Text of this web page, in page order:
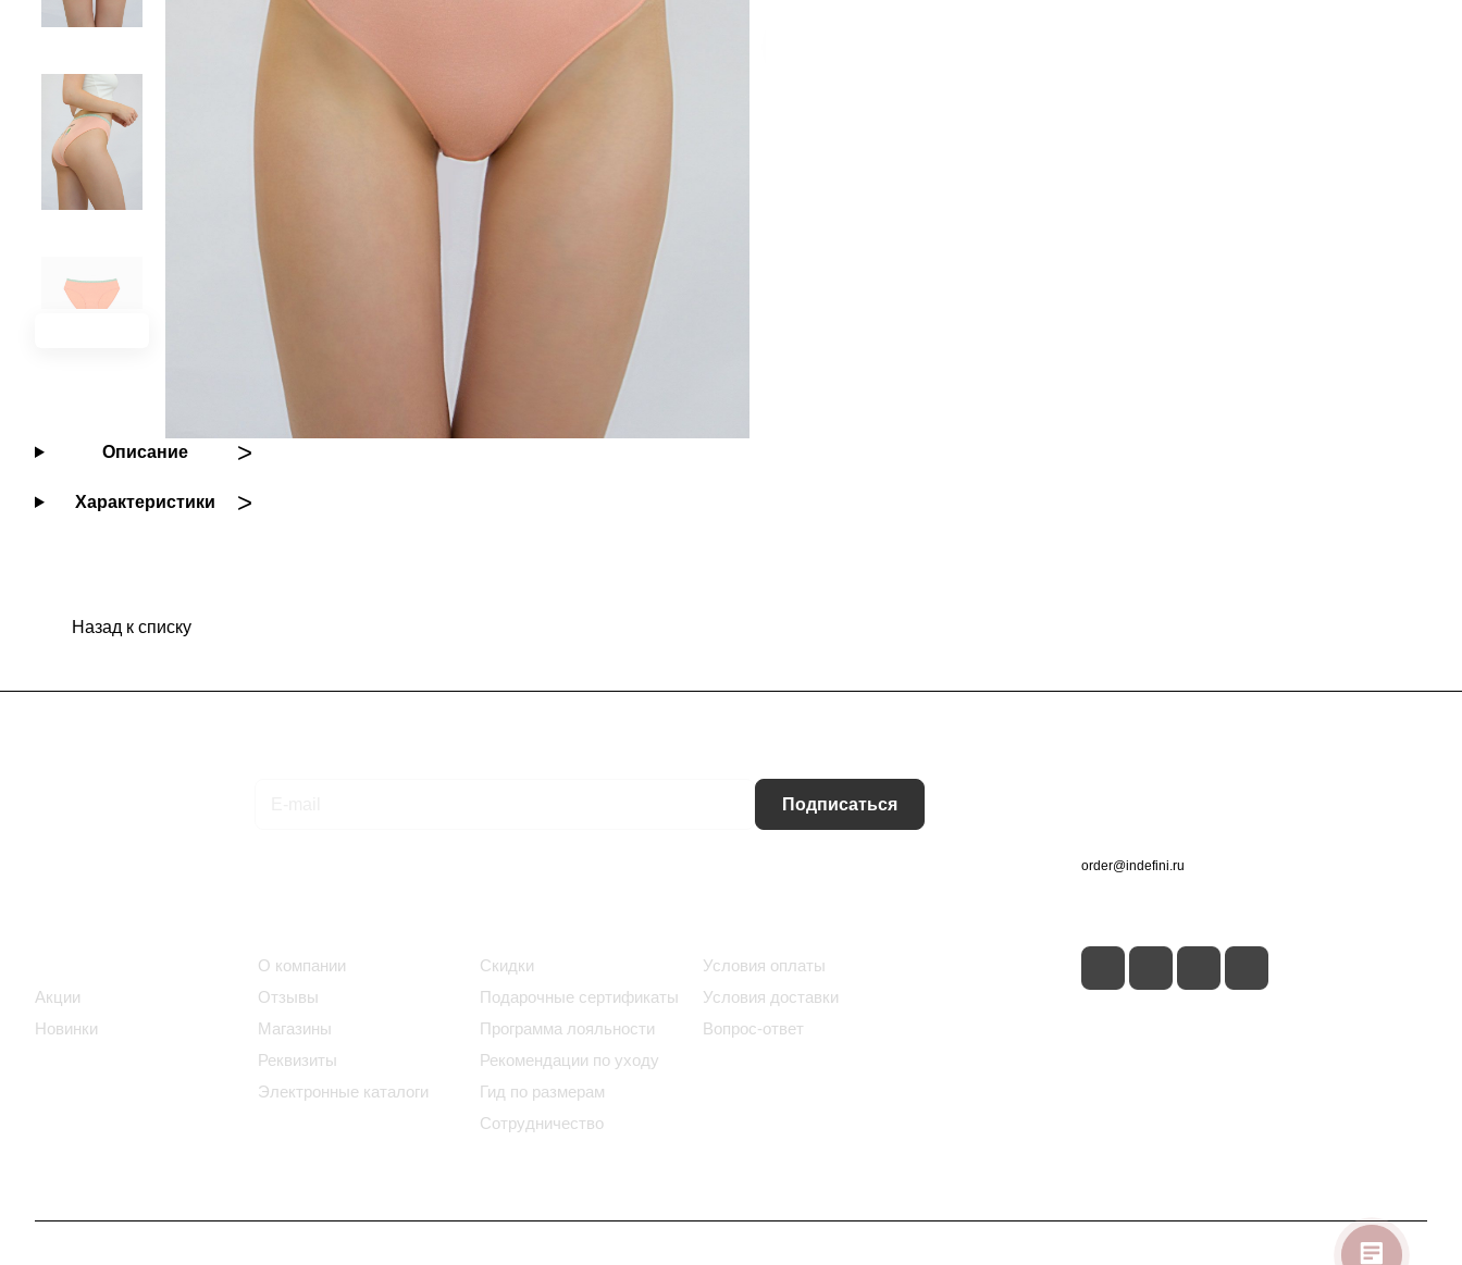
Описание
Характеристики
Назад к списку
Подписаться
Акции
Новинки
О компании
Отзывы
Магазины
Реквизиты
Электронные каталоги
Скидки
Подарочные сертификаты
Программа лояльности
Рекомендации по уходу
Гид по размерам
Сотрудничество
Условия оплаты
Условия доставки
Вопрос-ответ
order@indefini.ru